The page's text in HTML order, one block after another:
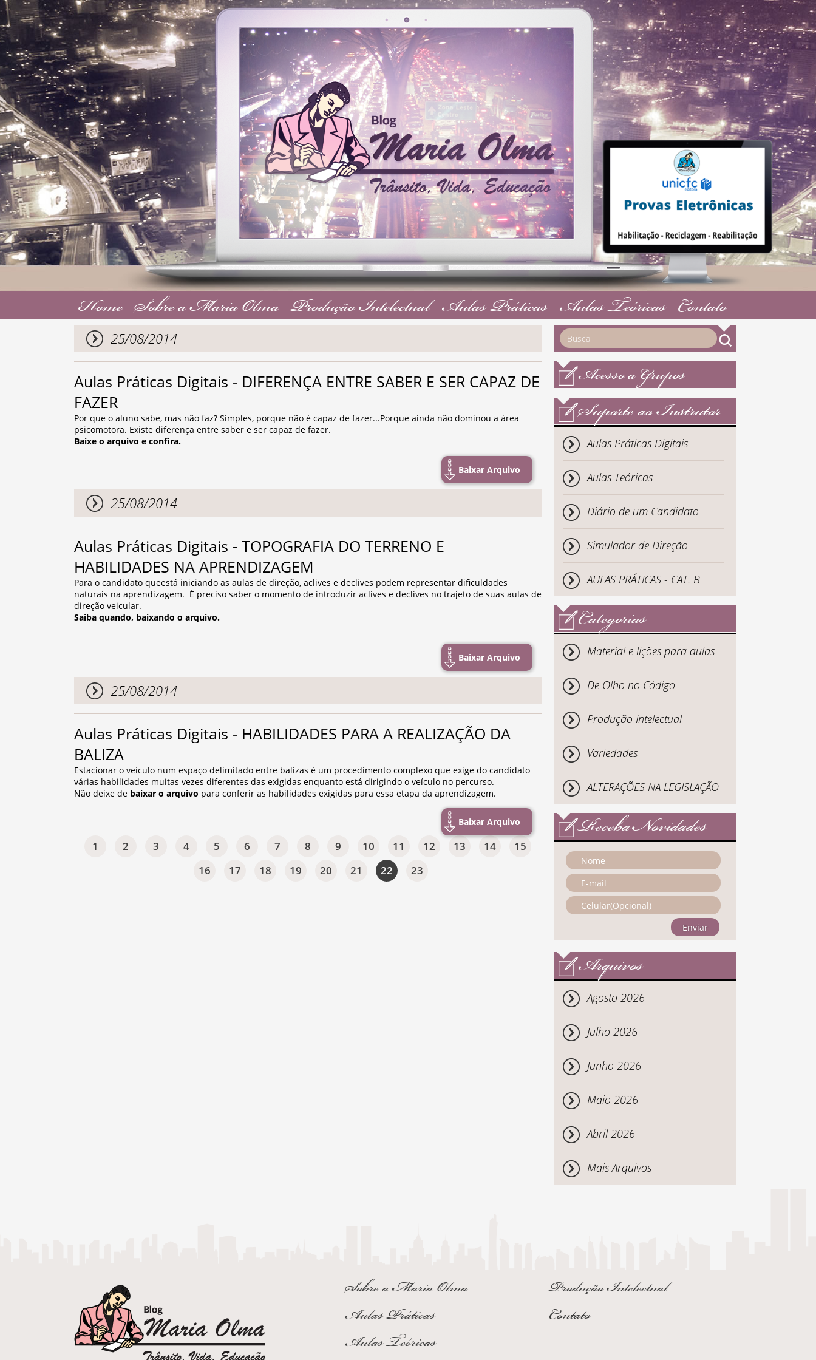
HomeSobre a Maria OlmaProdução IntelectualAulas PráticasAulas TeóricasContato
25/08/2014
Aulas Práticas Digitais - DIFERENÇA ENTRE SABER E SER CAPAZ DE
FAZER
Por que o aluno sabe, mas não faz? Simples, porque não é capaz de fazer...Porque ainda não dominou a área
psicomotora. Existe diferença entre saber e ser capaz de fazer.
Baixe o arquivo e confira.
Baixar Arquivo
25/08/2014
Aulas Práticas Digitais - TOPOGRAFIA DO TERRENO E
HABILIDADES NA APRENDIZAGEM
Para o candidato queestá iniciando as aulas de direção, aclives e declives podem representar dificuldades
naturais na aprendizagem. É preciso saber o momento de introduzir aclives e declives no trajeto de suas aulas de
direção veicular.
Saiba quando, baixando o arquivo.
Baixar Arquivo
25/08/2014
Aulas Práticas Digitais - HABILIDADES PARA A REALIZAÇÃO DA
BALIZA
Estacionar o veículo num espaço delimitado entre balizas é um procedimento complexo que exige do candidato
várias habilidades muitas vezes diferentes das exigidas enquanto está dirigindo o veículo no percurso.
Não deixe de baixar o arquivo para conferir as habilidades exigidas para essa etapa da aprendizagem.
Baixar Arquivo
1 2 3 4 5 6 7 8 9 10 11 12 13 14
15
16
17 18 19 20 21 22 23
Acesso a Grupos
Suporte ao Instrutor
Aulas Práticas Digitais
Aulas Teóricas
Diário de um Candidato
Simulador de Direção
AULAS PRÁTICAS - CAT. B
Categorias
Material e lições para aulas
De Olho no Código
Produção Intelectual
Variedades
ALTERAÇÕES NA LEGISLAÇÃO
Receba Novidades
Enviar
Arquivos
Agosto 2026
Julho 2026
Junho 2026
Maio 2026
Abril 2026
Mais Arquivos
Sobre a Maria Olma
Aulas Práticas
Aulas Teóricas
Produção Intelectual
Contato